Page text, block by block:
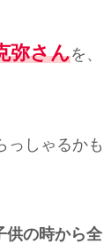
弥さんを、
っしゃるかも
供の時から全